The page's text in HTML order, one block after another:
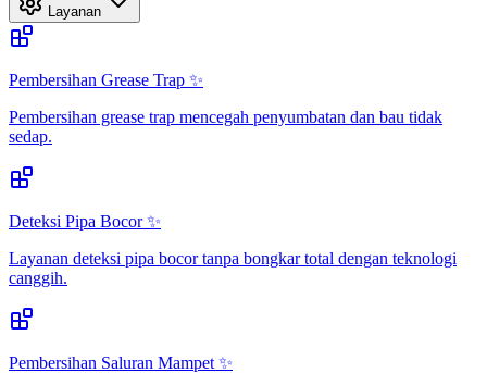
Layanan
Pembersihan Grease Trap ✨
Pembersihan grease trap mencegah penyumbatan dan bau tidak
sedap.
Deteksi Pipa Bocor ✨
Layanan deteksi pipa bocor tanpa bongkar total dengan teknologi
canggih.
Pembersihan Saluran Mampet ✨